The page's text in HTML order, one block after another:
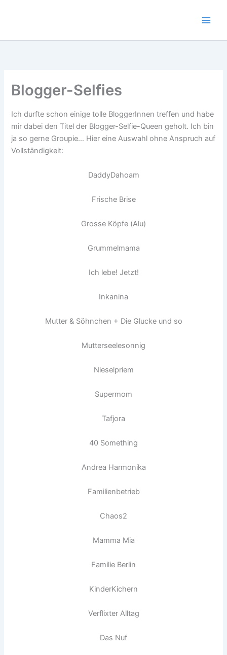
Blogger-Selfies
Ich durfte schon einige tolle BloggerInnen treffen und habe
mir dabei den Titel der Blogger-Selfie-Queen geholt. Ich bin
ja so gerne Groupie… Hier eine Auswahl ohne Anspruch auf
Vollständigkeit:
DaddyDahoam
Frische Brise
Grosse Köpfe (Alu)
Grummelmama
Ich lebe! Jetzt!
Inkanina
Mutter & Söhnchen + Die Glucke und so
Mutterseelesonnig
Nieselpriem
Supermom
Tafjora
40 Something
Andrea Harmonika
Familienbetrieb
Chaos2
Mamma Mia
Familie Berlin
KinderKichern
Verflixter Alltag
Das Nuf